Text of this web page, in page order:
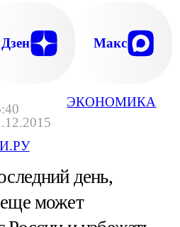
ЭКОНОМИКА
Дзен Макс
день,
еще может